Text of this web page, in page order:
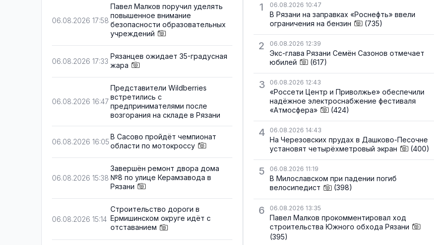
06.08.2026 17:58
Павел Малков поручил уделять
повышенное внимание
безопасности образовательных
учреждений
06.08.2026 17:33
Рязанцев ожидает 35-градусная
жара
06.08.2026 16:47
Представители Wildberries
встретились с
предпринимателями после
возгорания на складе в Рязани
06.08.2026 16:05
В Сасово пройдёт чемпионат
области по мотокроссу
06.08.2026 15:38
Завершён ремонт двора дома
№8 по улице Керамзавода в
Рязани
06.08.2026 15:14
Строительство дороги в
Ермишинском округе идёт с
отставанием
1
06.08.2026 10:47
В Рязани на заправках «Роснефть» ввели
ограничения на бензин
(735)
2 06.08.2026 12:39
Экс-глава Рязани Семён Сазонов отмечает
юбилей
(617)
3 06.08.2026 12:43
«Россети Центр и Приволжье» обеспечили
надёжное электроснабжение фестиваля
«Атмосфера»
(424)
4 06.08.2026 14:43
На Черезовских прудах в Дашково-Песочне
установят четырёхметровый экран
(400)
5 06.08.2026 11:19
В Милославском при падении погиб
велосипедист
(398)
6 06.08.2026 13:35
Павел Малков прокомментировал ход
строительства Южного обхода Рязани
(395)